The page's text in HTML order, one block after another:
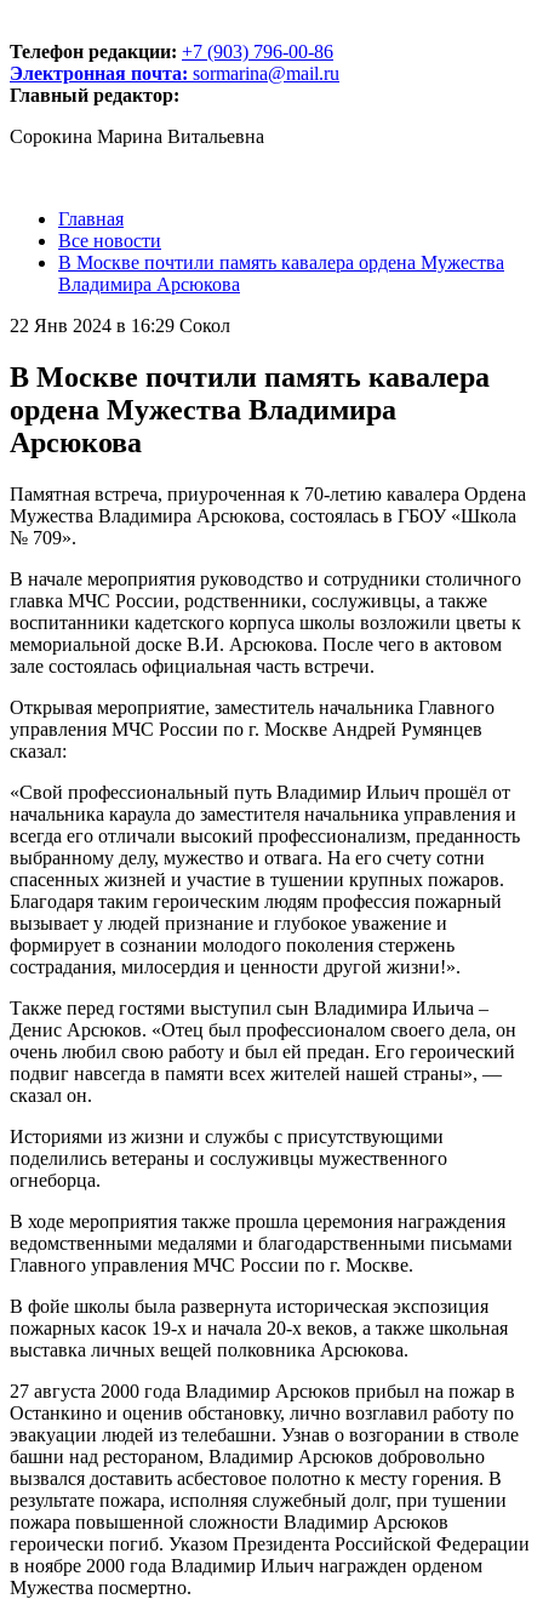
Телефон редакции: +7 (903) 796-00-86
Электронная почта: sormarina@mail.ru
Главный редактор:
Сорокина Марина Витальевна
Главная
Все новости
В Москве почтили память кавалера ордена Мужества
Владимира Арсюкова
22 Янв 2024 в 16:29 Сокол
В Москве почтили память кавалера
ордена Мужества Владимира
Арсюкова
Памятная встреча, приуроченная к 70-летию кавалера Ордена
Мужества Владимира Арсюкова, состоялась в ГБОУ «Школа
№ 709».
В начале мероприятия руководство и сотрудники столичного
главка МЧС России, родственники, сослуживцы, а также
воспитанники кадетского корпуса школы возложили цветы к
мемориальной доске В.И. Арсюкова. После чего в актовом
зале состоялась официальная часть встречи.
Открывая мероприятие, заместитель начальника Главного
управления МЧС России по г. Москве Андрей Румянцев
сказал:
«Свой профессиональный путь Владимир Ильич прошёл от
начальника караула до заместителя начальника управления и
всегда его отличали высокий профессионализм, преданность
выбранному делу, мужество и отвага. На его счету сотни
спасенных жизней и участие в тушении крупных пожаров.
Благодаря таким героическим людям профессия пожарный
вызывает у людей признание и глубокое уважение и
формирует в сознании молодого поколения стержень
сострадания, милосердия и ценности другой жизни!».
Также перед гостями выступил сын Владимира Ильича –
Денис Арсюков. «Отец был профессионалом своего дела, он
очень любил свою работу и был ей предан. Его героический
подвиг навсегда в памяти всех жителей нашей страны», —
сказал он.
Историями из жизни и службы с присутствующими
поделились ветераны и сослуживцы мужественного
огнеборца.
В ходе мероприятия также прошла церемония награждения
ведомственными медалями и благодарственными письмами
Главного управления МЧС России по г. Москве.
В фойе школы была развернута историческая экспозиция
пожарных касок 19-х и начала 20-х веков, а также школьная
выставка личных вещей полковника Арсюкова.
27 августа 2000 года Владимир Арсюков прибыл на пожар в
Останкино и оценив обстановку, лично возглавил работу по
эвакуации людей из телебашни. Узнав о возгорании в стволе
башни над рестораном, Владимир Арсюков добровольно
вызвался доставить асбестовое полотно к месту горения. В
результате пожара, исполняя служебный долг, при тушении
пожара повышенной сложности Владимир Арсюков
героически погиб. Указом Президента Российской Федерации
в ноябре 2000 года Владимир Ильич награжден орденом
Мужества посмертно.